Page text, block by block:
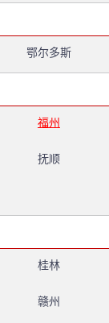
鄂尔多斯
福州
抚顺
桂林
赣州